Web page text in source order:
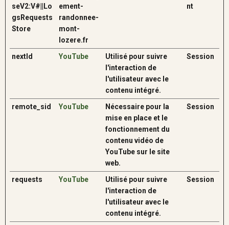
seV2:V#||Lo
gsRequests
Store
ement-
randonnee-
mont-
lozere.fr
nt
nextId YouTube
Utilisé pour suivre
l'interaction de
l'utilisateur avec le
contenu intégré.
Session
remote_sid YouTube
Nécessaire pour la
mise en place et le
fonctionnement du
contenu vidéo de
YouTube sur le site
web.
Session
requests YouTube
Utilisé pour suivre
l'interaction de
l'utilisateur avec le
contenu intégré.
Session